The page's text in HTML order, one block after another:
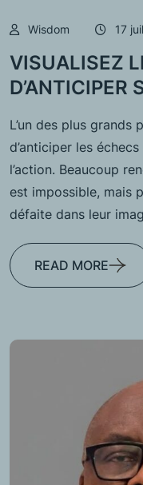
Wisdom 17
VISUALISEZ
D’ANTICIPER
L’un des plus grands
d’anticiper les
l’action. Beaucoup
est impossible, mais
défaite dans leur
READ MORE